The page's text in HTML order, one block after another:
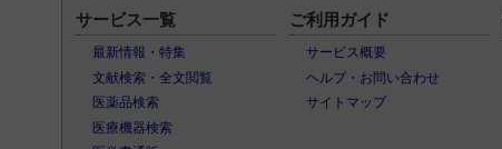
サービス一覧
最新情報・特集
文献検索・全文閲覧
医薬品検索
医療機器検索
ご利用ガイド
サービス概要
ヘルプ・お問い合わせ
サイトマップ